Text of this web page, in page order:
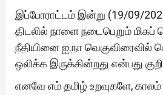
இப்போராட்டம் இன்று (19/09/
திடலில் நாளை நடைபெறும்
நீதியினை ஐ.நா வெகுவிரைவில்
ஒலிக்க இருக்கின்றது என்பது
எனவே எம் தமிழ் உறவுகளே,